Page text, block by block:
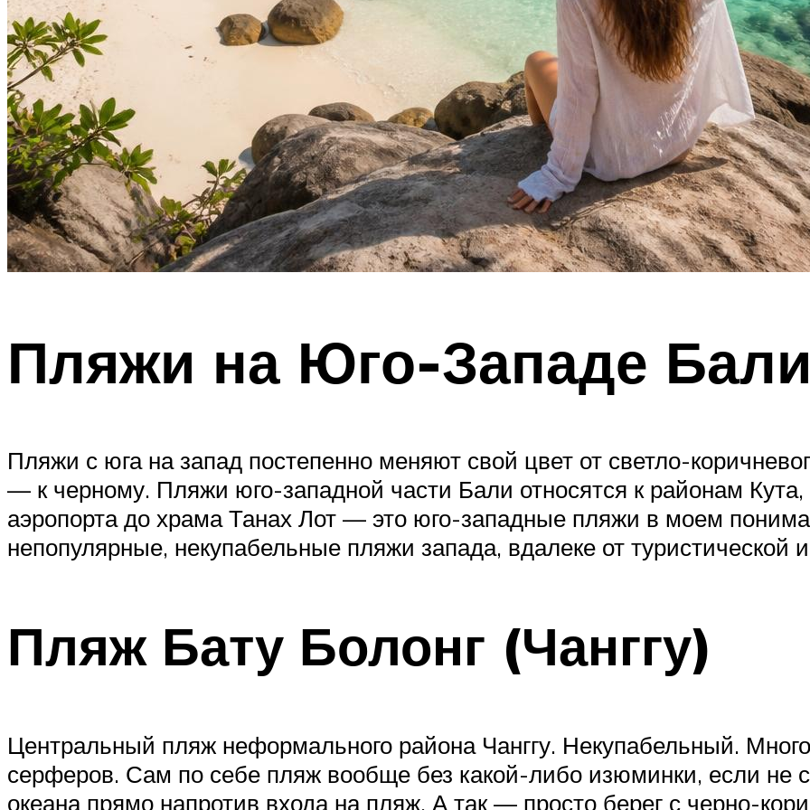
Пляжи на Юго-Западе
Пляжи с юга на запад постепенно меняют свой цвет от светло-
— к черному. Пляжи юго-западной части Бали относятся к районам Кута,
аэропорта до храма Танах Лот — это юго-западные пляжи в моем
непопулярные, некупабельные пляжи запада, вдалеке от туристической
Пляж Бату Болонг (Чанггу)
Центральный пляж неформального района Чанггу. Некупабельный.
серферов. Сам по себе пляж вообще без какой-либо изюминки, если не
океана прямо напротив входа на пляж. А так — просто берег с черно-